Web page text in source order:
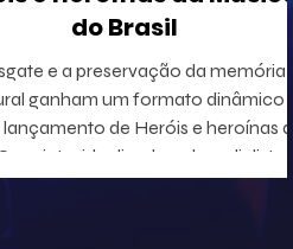
do Brasil
e a preservação da memória
ganham um formato dinâmico
de Heróis e heroínas da
projeto, idealizado pelo radialista e
Geraldo Leite — integrante do